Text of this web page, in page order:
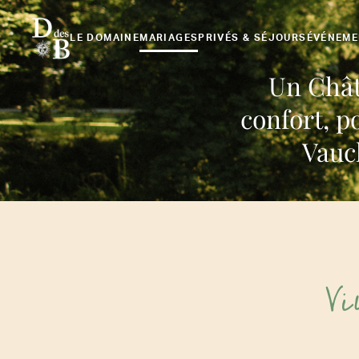
LE DOMAINEMARIAGESPRIVÉS & SÉJOURS
Un
confort,